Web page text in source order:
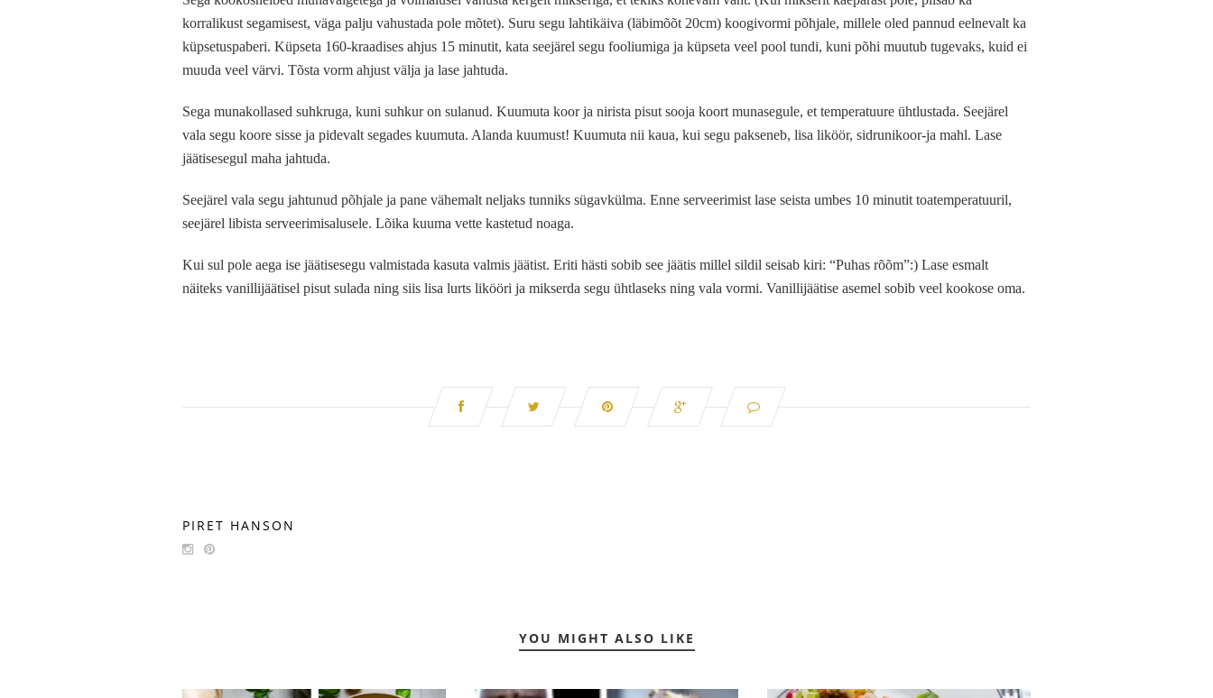
korralikust segamisest, väga palju vahustada pole mõtet). Suru segu lahtikäiva (läbimõõt 20cm) koogivormi põhjale, millele oled pannud eelnevalt ka
küpsetuspaberi. Küpseta 160-kraadises ahjus 15 minutit, kata seejärel segu fooliumiga ja küpseta veel pool tundi, kuni põhi muutub tugevaks, kuid ei
muuda veel värvi. Tõsta vorm ahjust välja ja lase jahtuda.
Sega munakollased suhkruga, kuni suhkur on sulanud. Kuumuta koor ja nirista pisut sooja koort munasegule, et temperatuure ühtlustada. Seejärel
vala segu koore sisse ja pidevalt segades kuumuta. Alanda kuumust! Kuumuta nii kaua, kui segu pakseneb, lisa liköör, sidrunikoor-ja mahl. Lase
jäätisesegul maha jahtuda.
Seejärel vala segu jahtunud põhjale ja pane vähemalt neljaks tunniks sügavkülma. Enne serveerimist lase seista umbes 10 minutit toatemperatuuril,
seejärel libista serveerimisalusele. Lõika kuuma vette kastetud noaga.
Kui sul pole aega ise jäätisesegu valmistada kasuta valmis jäätist. Eriti hästi sobib see jäätis millel sildil seisab kiri: “Puhas rõõm”:) Lase esmalt
näiteks vanillijäätisel pisut sulada ning siis lisa lurts likööri ja mikserda segu ühtlaseks ning vala vormi. Vanillijäätise asemel sobib veel kookose oma.
PIRET HANSON
YOU MIGHT ALSO LIKE